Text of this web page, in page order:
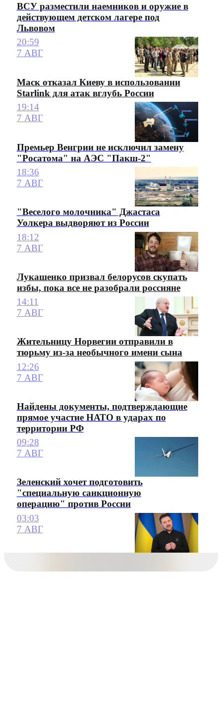
ВСУ разместили наемников и оружие в
действующем детском лагере под
Львовом
20:59
7 АВГ
Маск отказал Киеву в использовании
Starlink для атак вглубь России
19:14
7 АВГ
Премьер Венгрии не исключил замену
"Росатома" на АЭС "Пакш-2"
18:36
7 АВГ
"Веселого молочника" Джастаса
Уолкера выдворяют из России
18:12
7 АВГ
Лукашенко призвал белорусов скупать
избы, пока все не разобрали россияне
14:11
7 АВГ
Жительницу Норвегии отправили в
тюрьму из-за необычного имени сына
12:26
7 АВГ
Найдены документы, подтверждающие
прямое участие НАТО в ударах по
территории РФ
09:28
7 АВГ
Зеленский хочет подготовить
"специальную санкционную
операцию" против России
03:03
7 АВГ